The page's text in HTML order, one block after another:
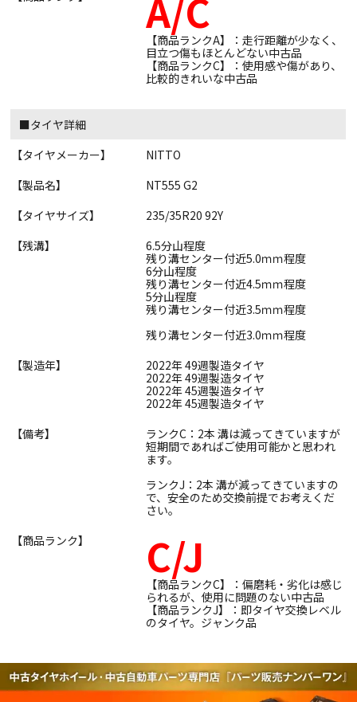
【商品ランクA】：走行距離が少なく、
目立つ傷もほとんどない中古品
【商品ランクC】：使用感や傷があり、
比較的きれいな中古品
■タイヤ詳細
【タイヤメーカー】
NITTO
【製品名】
NT555 G2
【タイヤサイズ】
235/35R20 92Y
【残溝】
6.5分山程度
残り溝センター付近5.0ｍｍ程度
6分山程度
残り溝センター付近4.5ｍｍ程度
5分山程度
残り溝センター付近3.5ｍｍ程度
残り溝センター付近3.0ｍｍ程度
【製造年】
2022年 49週製造タイヤ
2022年 49週製造タイヤ
2022年 45週製造タイヤ
2022年 45週製造タイヤ
【備考】
ランクC：2本 溝は減ってきていますが
短期間であればご使用可能かと思われ
ます。
ランクJ：2本 溝が減ってきていますの
で、安全のため交換前提でお考えくだ
さい。
【商品ランク】
C/J
【商品ランクC】：偏磨耗・劣化は感じ
られるが、使用に問題のない中古品
【商品ランクJ】：即タイヤ交換レベル
のタイヤ。ジャンク品